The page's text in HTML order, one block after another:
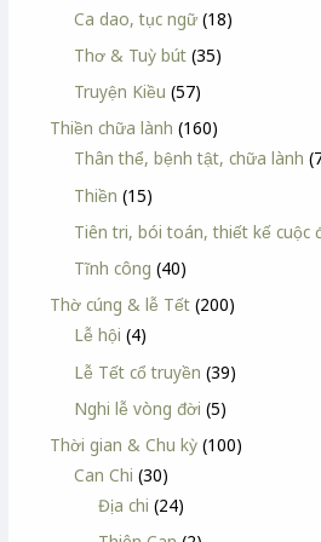
Ca dao, tục ngữ (18)
Thơ & Tuỳ bút (35)
Truyện Kiều (57)
Thiền chữa lành (160)
Thân thể, bệnh tật, chữa lành
Thiền (15)
Tiên tri, bói toán, thiết kế cuộc
Tĩnh công (40)
Thờ cúng & lễ Tết (200)
Lễ hội (4)
Lễ Tết cổ truyền (39)
Nghi lễ vòng đời (5)
Thời gian & Chu kỳ (100)
Can Chi (30)
Địa chi (24)